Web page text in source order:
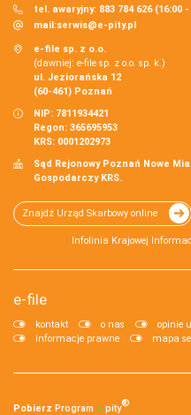
tel. awaryjny: 883 784 626 (16:00 -
mail:serwis@e-pity.pl
e-file sp. z o.o.
(dawniej: e-file sp. z o.o. sp. k.)
ul. Jeziorańska 12
(60-461) Poznań
NIP: 7811934421
Regon: 365695953
KRS: 0001202973
Sąd Rejonowy Poznań Nowe
Gospodarczy KRS.
Znajdź Urząd Skarbowy online
Infolinia Krajowej
e-file
kontakt o nas opinie
informacje prawne
mapa
Pobierz Program e‑pity®